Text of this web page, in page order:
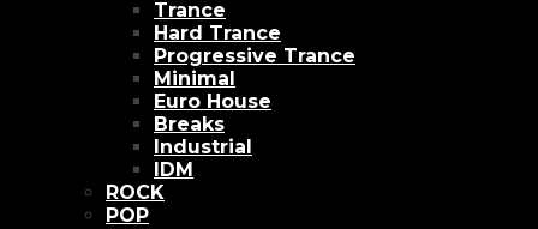
Trance
Hard Trance
Progressive Trance
Minimal
Euro House
Breaks
Industrial
IDM
ROCK
POP